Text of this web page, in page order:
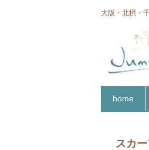
大阪・北摂・
home
スカ